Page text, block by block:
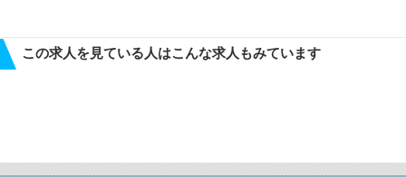
この求人を見ている人はこんな求人もみています